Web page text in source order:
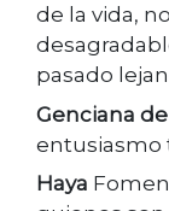
de la vida,
pasado
Genciana
entusiasmo
Haya